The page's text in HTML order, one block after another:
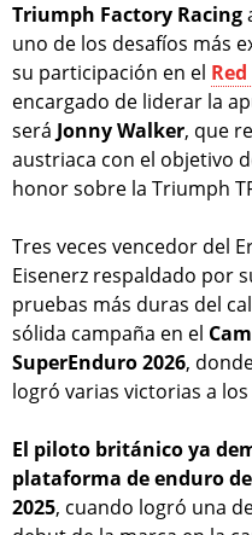
Triumph Factory Racing
uno de los desafíos más
su participación en el
encargado de liderar la
será Jonny Walker, que
austriaca con el objetivo
honor sobre la Triumph
Tres veces vencedor del
Eisenerz respaldado por
pruebas más duras del
sólida campaña en el
SuperEnduro 2026,
logró varias victorias a los
El piloto británico ya
plataforma de enduro
2025, cuando logró una